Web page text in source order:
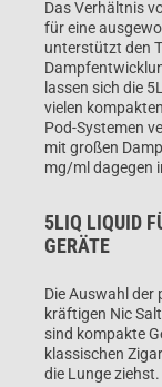
Das Verhältnis
für eine
unterstützt den
lassen sich die
vielen
Pod-Systemen
mit großen
mg/ml dagegen
5LIQ LIQUID
GERÄTE
Die Auswahl der
kräftigen Nic
sind kompakte
klassischen
die Lunge